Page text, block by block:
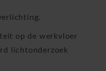
op de werkvloer
lichtonderzoek